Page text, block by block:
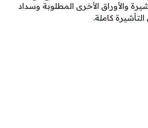
والأوراق الأخرى المطلوبة وسداد
كاملة.